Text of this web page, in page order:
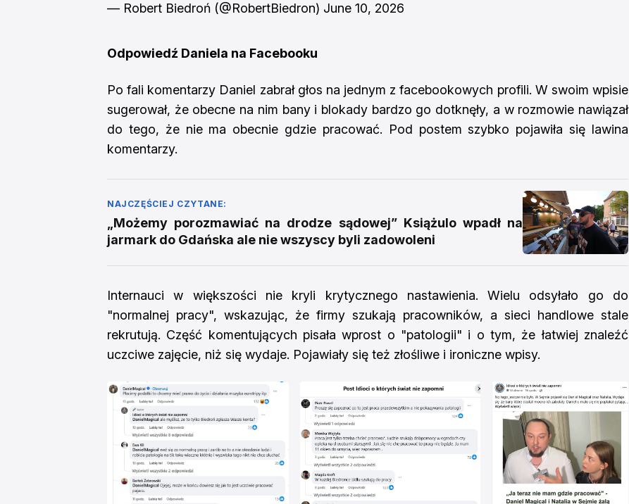
— Robert Biedroń (@RobertBiedron) June 10, 2026
Odpowiedź Daniela na Facebooku
Po fali komentarzy Daniel zabrał głos na jednym z facebookowych profili. W swoim wpisie
sugerował, że obecne na nim bany i blokady bardzo go dotknęły, a w rozmowie nawiązał
do tego, że nie ma obecnie gdzie pracować. Pod postem szybko pojawiła się lawina
komentarzy.
NAJCZĘŚCIEJ CZYTANE:
„Możemy porozmawiać na drodze sądowej” Książulo wpadł na
jarmark do Gdańska ale nie wszyscy byli zadowoleni
Internauci w większości nie kryli krytycznego nastawienia. Wielu odsyłało go do
"normalnej pracy", wskazując, że firmy szukają pracowników, a sieci handlowe stale
rekrutują. Część komentujących pisała wprost o "patologii" i o tym, że łatwiej znaleźć
uczciwe zajęcie, niż się wydaje. Pojawiały się też złośliwe i ironiczne wpisy.